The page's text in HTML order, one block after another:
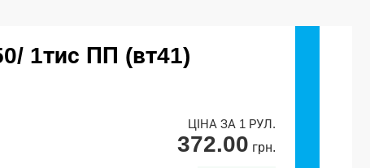
1тис ПП (вт41)
ЦІНА ЗА 1 РУЛ.
372.00 грн.